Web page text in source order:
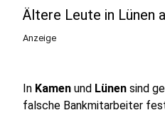
Ältere Leute in Lünen
Anzeige
In Kamen und Lünen sind
falsche Bankmitarbeiter